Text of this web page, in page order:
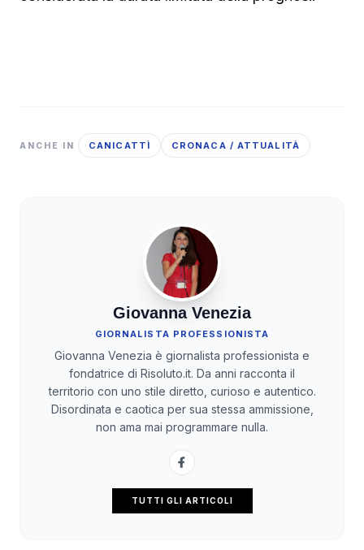
ANCHE IN CANICATTÌ CRONACA / ATTUALITÀ
Giovanna Venezia
GIORNALISTA PROFESSIONISTA
Giovanna Venezia è giornalista professionista e
fondatrice di Risoluto.it. Da anni racconta il
territorio con uno stile diretto, curioso e autentico.
Disordinata e caotica per sua stessa ammissione,
non ama mai programmare nulla.
TUTTI GLI ARTICOLI